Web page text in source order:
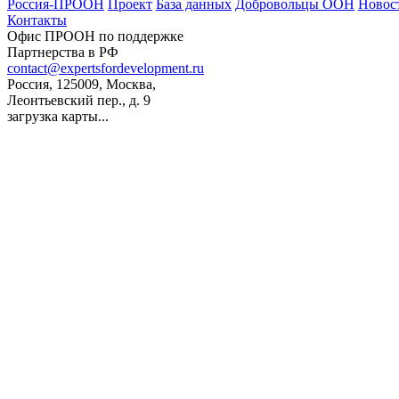
Россия-ПРООН Проект База данных Добровольцы ООН
Контакты
Офис ПРООН по поддержке
Партнерства в РФ
contact@expertsfordevelopment.ru
Россия, 125009, Москва,
Леонтьевский пер., д. 9
загрузка карты...